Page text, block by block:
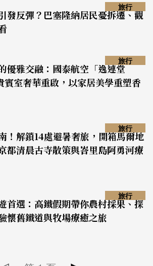
發反彈？巴塞隆納居民憂拆遷、觀
旅行
優雅交融：國泰航空「逸連堂
室奢華重啟，以家居美學重塑香
旅行
！解鎖14處避暑奢旅，開箱馬爾地
都清晨古寺散策與峇里島阿勇河療
旅行
首選：高鐵假期帶你農村採果、探
懷舊鐵道與牧場療癒之旅
旅行